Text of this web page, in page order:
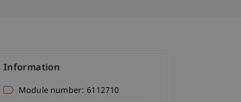
Information
Module number: 6112710